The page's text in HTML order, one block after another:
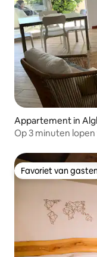
Appartement in
Op 3 minuten
Favoriet van
Favoriet van